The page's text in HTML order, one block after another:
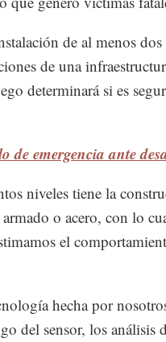
de al menos dos
de una
determinará si es
emergencia ante
niveles tiene la
o acero, con lo
el
hecha por
del sensor, los análisis